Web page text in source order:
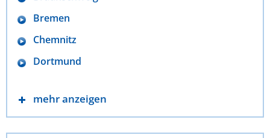
Bremen
Chemnitz
Dortmund
mehr anzeigen